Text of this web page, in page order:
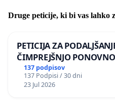
Druge peticije, ki bi vas lahko
PETICIJA ZA
ČIMPREJŠNJO
BERNARDA ŠRAJNERJA
REPUBLIKE SLOVENIJE V
137 podpisov
137 Podpisi / 30 dni
23 Jul 2026